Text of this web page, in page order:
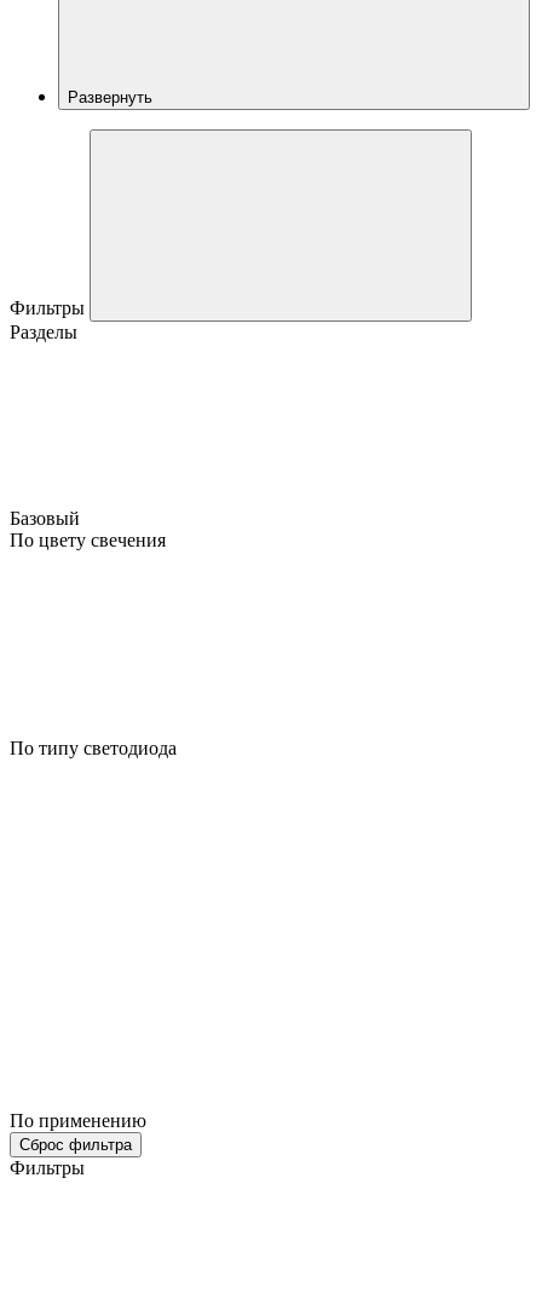
Развернуть
Фильтры
Разделы
Базовый
По цвету свечения
По типу светодиода
По применению
Сброс фильтра
Фильтры